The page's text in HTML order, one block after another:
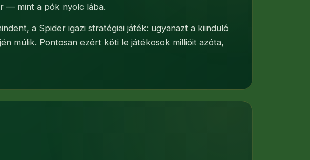
— mint a pók nyolc lába.
a Spider igazi stratégiai játék: ugyanazt a kiinduló
múlik. Pontosan ezért köti le játékosok millióit azóta,